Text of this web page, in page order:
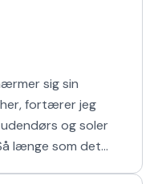
sig sin
fortærer jeg
og soler
længe som det